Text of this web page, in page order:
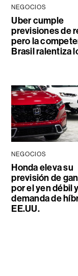
NEGOCIOS
Uber cumple
previsiones de
pero la
Brasil ralentiza
NEGOCIOS
Honda eleva su
previsión de
por el yen débil
demanda de
EE.UU.